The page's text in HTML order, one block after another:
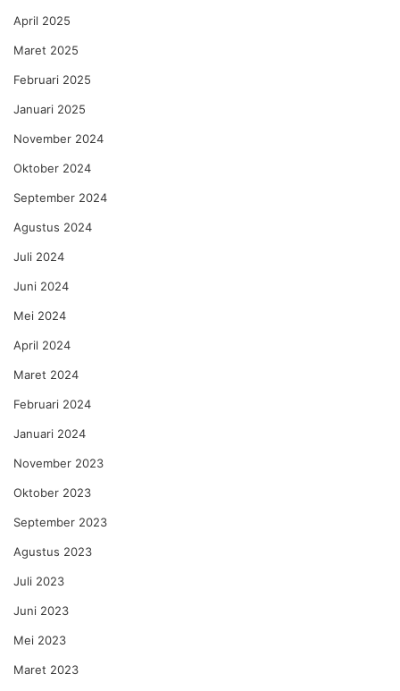
April 2025
Maret 2025
Februari 2025
Januari 2025
November 2024
Oktober 2024
September 2024
Agustus 2024
Juli 2024
Juni 2024
Mei 2024
April 2024
Maret 2024
Februari 2024
Januari 2024
November 2023
Oktober 2023
September 2023
Agustus 2023
Juli 2023
Juni 2023
Mei 2023
Maret 2023